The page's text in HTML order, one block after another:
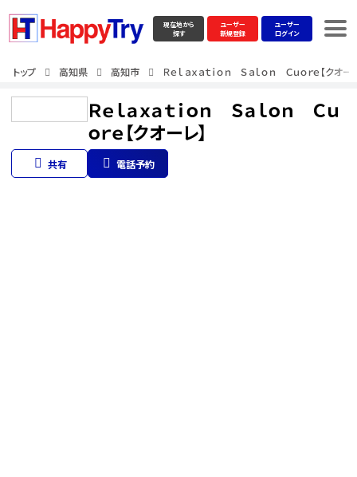
現在地から
探す
ユーザー
新規登録
ユーザー
ログイン
トップ 高知県 高知市 Ｒｅｌａｘａｔｉｏｎ Ｓａｌｏｎ Ｃｕｏｒｅ【クオー
Ｒｅｌａｘａｔｉｏｎ Ｓａｌｏｎ Ｃｕ
ｏｒｅ【クオーレ】
共有 電話予約